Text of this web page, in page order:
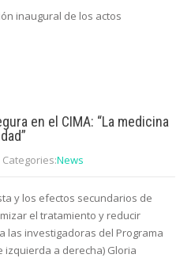
inaugural de los actos
en el CIMA: “La medicina
Categories:News
y los efectos secundarios de
el tratamiento y reducir
las investigadoras del Programa
izquierda a derecha) Gloria